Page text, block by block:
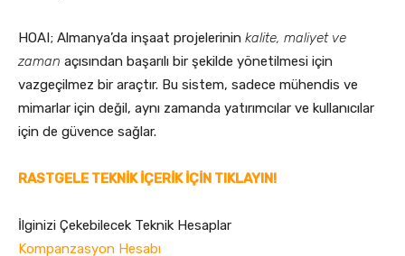
HOAI; Almanya’da inşaat projelerinin kalite, maliyet ve
zaman açısından başarılı bir şekilde yönetilmesi için
vazgeçilmez bir araçtır. Bu sistem, sadece mühendis ve
mimarlar için değil, aynı zamanda yatırımcılar ve kullanıcılar
için de güvence sağlar.
RASTGELE TEKNİK İÇERİK İÇİN TIKLAYIN!
İlginizi Çekebilecek Teknik Hesaplar
Kompanzasyon Hesabı